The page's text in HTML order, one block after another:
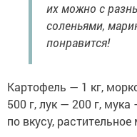
их можно с
соленьями,
понравится!
Картофель — 1 кг,
500 г, лук — 200 г, мука
по вкусу, растительное